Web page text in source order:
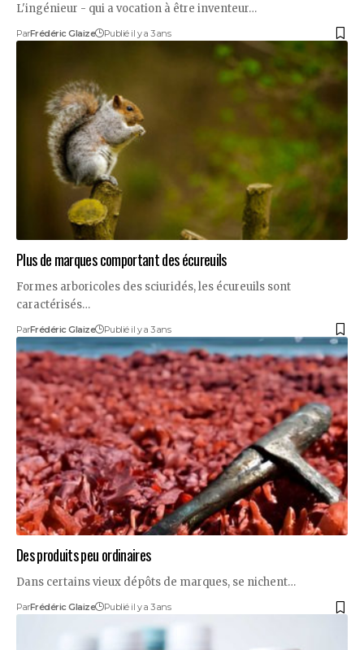
L'ingénieur - qui a vocation à être inventeur…
ParFrédéric Glaize Publié il y a 3 ans
Plus de marques comportant des écureuils
Formes arboricoles des sciuridés, les écureuils sont
caractérisés…
ParFrédéric Glaize Publié il y a 3 ans
Des produits peu ordinaires
Dans certains vieux dépôts de marques, se nichent…
ParFrédéric Glaize Publié il y a 3 ans